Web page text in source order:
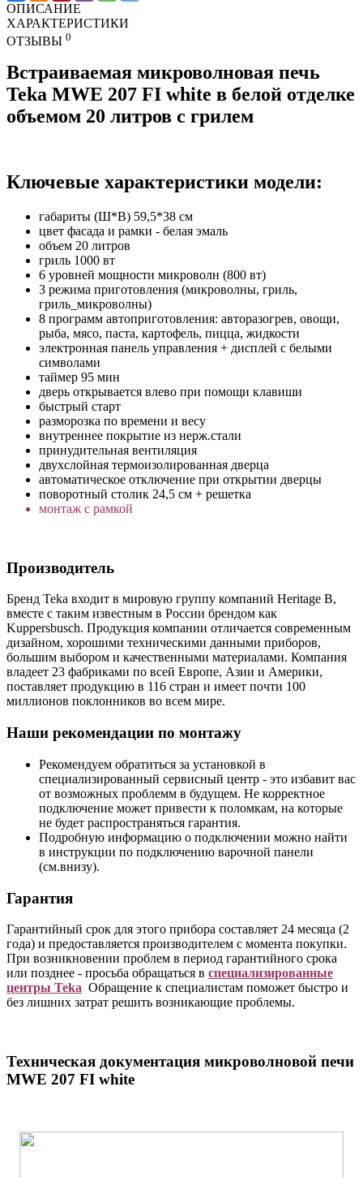
ОПИСАНИЕ
ХАРАКТЕРИСТИКИ
ОТЗЫВЫ 0
Встраиваемая микроволновая печь
Teka MWE 207 FI white в белой отделке
объемом 20 литров с грилем
Ключевые характеристики модели:
габариты (Ш*В) 59,5*38 см
цвет фасада и рамки - белая эмаль
объем 20 литров
гриль 1000 вт
6 уровней мощности микроволн (800 вт)
3 режима приготовления (микроволны, гриль,
гриль_микроволны)
8 программ автоприготовления: авторазогрев, овощи,
рыба, мясо, паста, картофель, пицца, жидкости
электронная панель управления + дисплей с белыми
символами
таймер 95 мин
дверь открывается влево при помощи клавиши
быстрый старт
разморозка по времени и весу
внутреннее покрытие из нерж.стали
принудительная вентиляция
двухслойная термоизолированная дверца
автоматическое отключение при открытии дверцы
поворотный столик 24,5 см + решетка
монтаж с рамкой
Производитель
Бренд Teka входит в мировую группу компаний Heritage B,
вместе с таким известным в России брендом как
Kuppersbusch. Продукция компании отличается современным
дизайном, хорошими техническими данными приборов,
большим выбором и качественными материалами. Компания
владеет 23 фабриками по всей Европе, Азии и Америки,
поставляет продукцию в 116 стран и имеет почти 100
миллионов поклонников во всем мире.
Наши рекомендации по монтажу
Рекомендуем обратиться за установкой в
специализированный сервисный центр - это избавит вас
от возможных проблемм в будущем. Не корректное
подключение может привести к поломкам, на которые
не будет распространяться гарантия.
Подробную информацию о подключении можно найти
в инструкции по подключению варочной панели
(см.внизу).
Гарантия
Гарантийный срок для этого прибора составляет 24 месяца (2
года) и предоставляется производителем с момента покупки.
При возникновении проблем в период гарантийного срока
или позднее - просьба обращаться в специализированные
центры Teka Обращение к специалистам поможет быстро и
без лишних затрат решить возникающие проблемы.
Техническая документация микроволновой печи
MWE 207 FI white